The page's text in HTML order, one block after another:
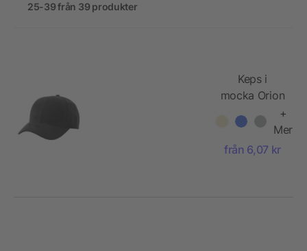
25-39 från 39 produkter
Keps i
mocka Orion
+
Mer
från 6,07 kr